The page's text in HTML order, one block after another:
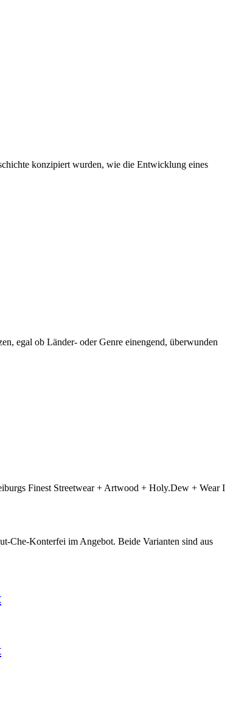
konzipiert wurden, wie die Entwicklung eines
egal ob Länder- oder Genre einengend, überwunden
Finest Streetwear + Artwood + Holy.Dew + Wear I
Che-Konterfei im Angebot. Beide Varianten sind aus